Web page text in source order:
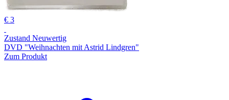
€ 3
Zustand Neuwertig
DVD "Weihnachten mit Astrid Lindgren"
Zum Produkt